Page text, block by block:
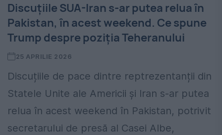
Discuțiile SUA-Iran s-ar putea relua în
Pakistan, în acest weekend. Ce spune
Trump despre poziția Teheranului
25 APRILIE 2026
Discuțiile de pace dintre reptrezentanții din
Statele Unite ale Americii și Iran s-ar putea
relua în acest weekend în Pakistan, potrivit
secretarului de presă al Casei Albe,